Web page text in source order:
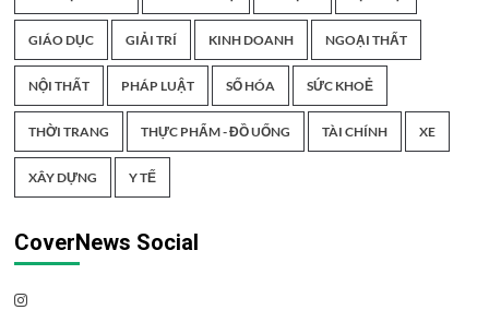
GIÁO DỤC GIẢI TRÍ KINH DOANH NGOẠI THẤT
NỘI THẤT PHÁP LUẬT SỐ HÓA SỨC KHOẺ
THỜI TRANG THỰC PHẨM - ĐỒ UỐNG TÀI CHÍNH XE
XÂY DỰNG Y TẾ
CoverNews Social
Instagram